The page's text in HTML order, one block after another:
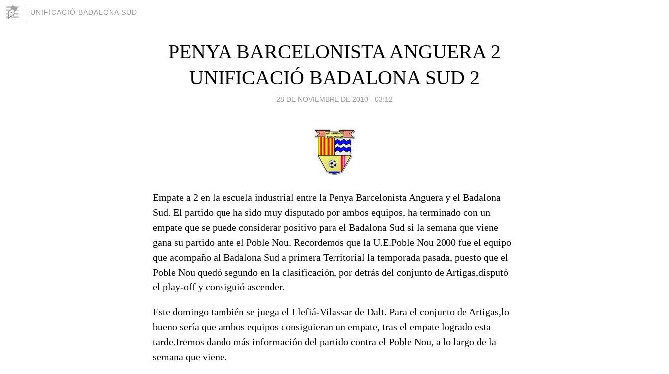
UNIFICACIÓ BADALONA SUD
PENYA BARCELONISTA ANGUERA 2
UNIFICACIÓ BADALONA SUD 2
28 DE NOVIEMBRE DE 2010 - 03:12
Empate a 2 en la escuela industrial entre la Penya Barcelonista Anguera y el Badalona
Sud. El partido que ha sido muy disputado por ambos equipos, ha terminado con un
empate que se puede considerar positivo para el Badalona Sud si la semana que viene
gana su partido ante el Poble Nou. Recordemos que la U.E.Poble Nou 2000 fue el equipo
que acompaño al Badalona Sud a primera Territorial la temporada pasada, puesto que el
Poble Nou quedó segundo en la clasificación, por detrás del conjunto de Artigas,disputó
el play-off y consiguió ascender.
Este domingo también se juega el Llefiá-Vilassar de Dalt. Para el conjunto de Artigas,lo
bueno sería que ambos equipos consiguieran un empate, tras el empate logrado esta
tarde.Iremos dando más información del partido contra el Poble Nou, a lo largo de la
semana que viene.